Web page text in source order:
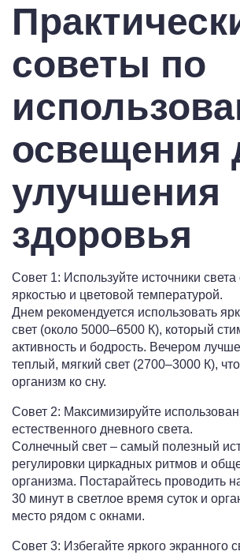
советы по
освещения
улучшения
здоровья
Совет 1: Используйте источники
яркостью и цветовой температурой.
Днем рекомендуется использовать
свет (около 5000–6500 К), который
активность и бодрость. Вечером
теплый, мягкий свет (2700–3000 К),
организм ко сну.
Совет 2: Максимизируйте
естественного дневного света.
Солнечный свет – самый полезный
регулировки циркадных ритмов и
организма. Постарайтесь проводить
30 минут в светлое время суток и
место рядом с окнами.
Совет 3: Избегайте яркого экранного